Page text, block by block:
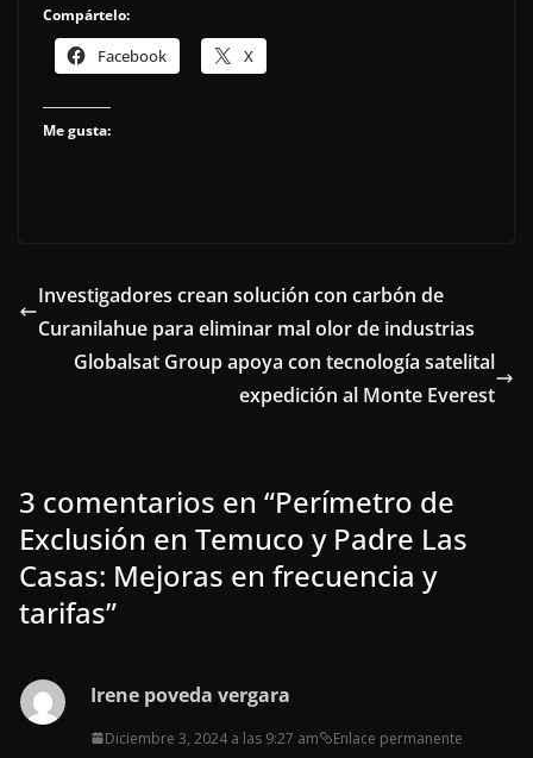
Compártelo:
Facebook X
Me gusta:
Investigadores crean solución con carbón de
Curanilahue para eliminar mal olor de industrias
Globalsat Group apoya con tecnología satelital
expedición al Monte Everest
3 comentarios en “Perímetro de
Exclusión en Temuco y Padre Las
Casas: Mejoras en frecuencia y
tarifas”
Irene poveda vergara
Diciembre 3, 2024 a las 9:27 am Enlace permanente